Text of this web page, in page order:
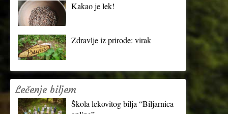
Kakao je lek!
Zdravlje iz prirode: virak
Lečenje biljem
Škola lekovitog bilja “Biljarnica